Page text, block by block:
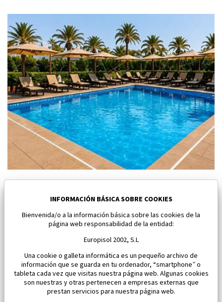
Los Alcazares
Dormitorios:2 Área:59 M2
163 000 €
INFORMACIÓN BÁSICA SOBRE COOKIES
Bienvenida/o a la información básica sobre las cookies de la
página web responsabilidad de la entidad:
Europisol 2002, S.L
Una cookie o galleta informática es un pequeño archivo de
información que se guarda en tu ordenador, “smartphone” o
tableta cada vez que visitas nuestra página web. Algunas cookies
son nuestras y otras pertenecen a empresas externas que
prestan servicios para nuestra página web.